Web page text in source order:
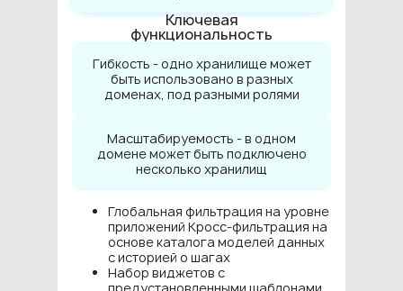
Ключевая
функциональность
Гибкость - одно хранилище может
быть использовано в разных
доменах, под разными ролями
Масштабируемость - в одном
домене может быть подключено
несколько хранилищ
Глобальная фильтрация на уровне
приложений Кросс-фильтрация на
основе каталога моделей данных
с историей о шагах
Набор виджетов с